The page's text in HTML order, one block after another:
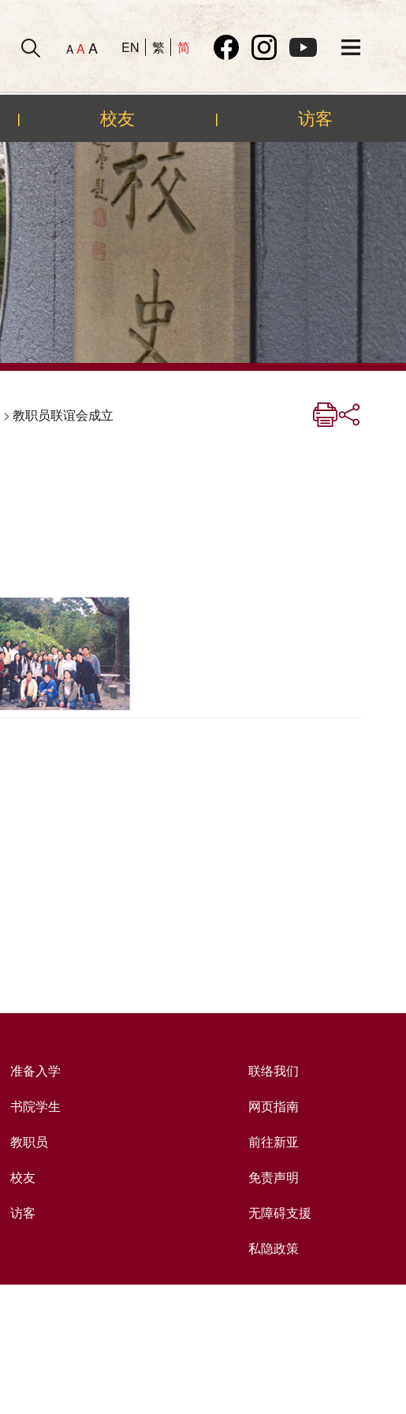
A AA EN 繁 简
| 校友 | 访客
> 教职员联谊会成立
准备入学
书院学生
教职员
校友
访客
联络我们
网页指南
前往新亚
免责声明
无障碍支援
私隐政策